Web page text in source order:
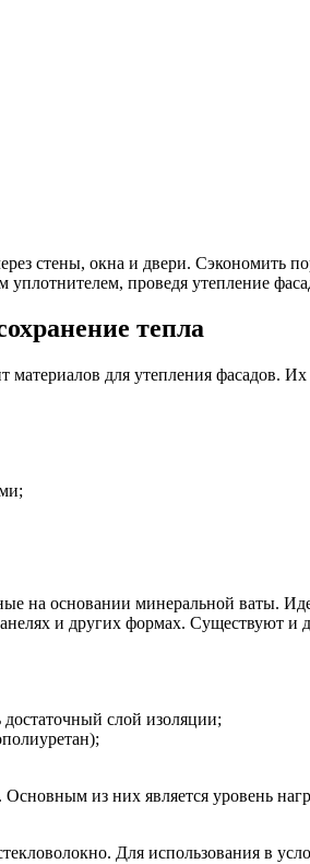
стены, окна и двери. Сэкономить
проведя утепление
тепла
для утепления фасадов.
основании минеральной ваты.
и других формах. Существуют
слой изоляции;
из них является уровень
Для использования в